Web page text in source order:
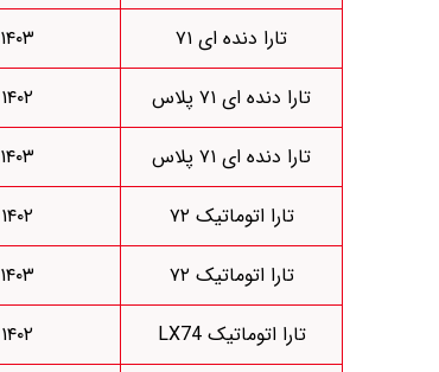
تارا دنده ای ۷۱
۱۴۰۳
تارا دنده ای ۷۱ پلاس
۱۴۰۲
تارا دنده ای ۷۱ پلاس
۱۴۰۳
تارا اتوماتیک ۷۲
۱۴۰۲
تارا اتوماتیک ۷۲
۱۴۰۳
تارا اتوماتیک LX74
۱۴۰۲